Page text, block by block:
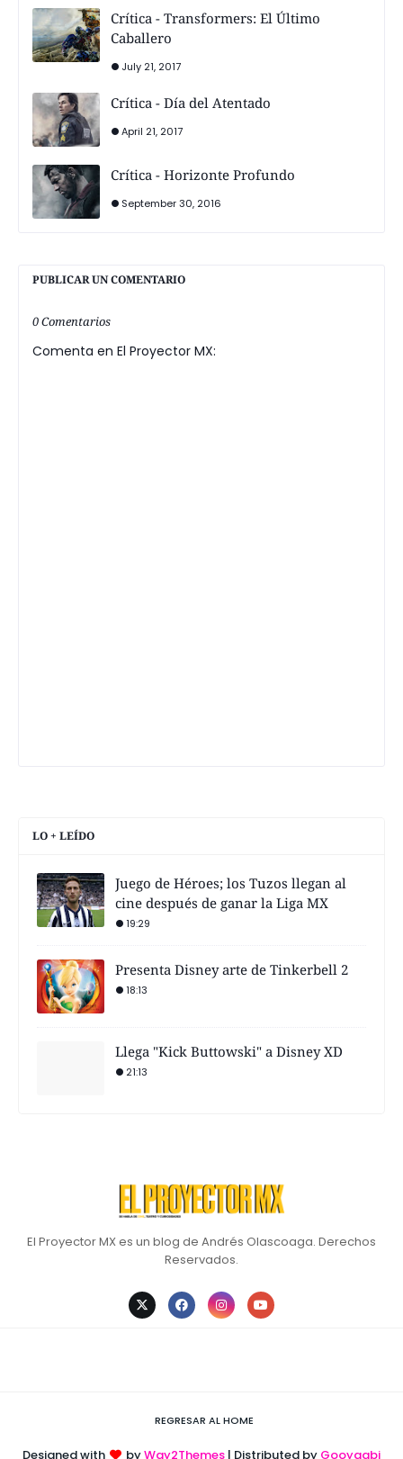
Crítica - Transformers: El Último
Caballero
July 21, 2017
Crítica - Día del Atentado
April 21, 2017
Crítica - Horizonte Profundo
September 30, 2016
PUBLICAR UN COMENTARIO
0 Comentarios
Comenta en El Proyector MX:
LO + LEÍDO
Juego de Héroes; los Tuzos llegan al
cine después de ganar la Liga MX
19:29
Presenta Disney arte de Tinkerbell 2
18:13
Llega "Kick Buttowski" a Disney XD
21:13
El Proyector MX es un blog de Andrés Olascoaga. Derechos
Reservados.
REGRESAR AL HOME
Designed with byWay2Themes | Distributed by Gooyaabi